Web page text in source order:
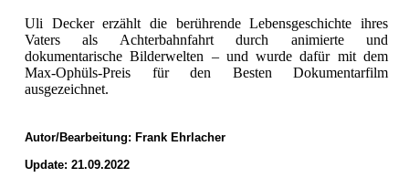
Uli Decker erzählt die berührende Lebensgeschichte ihres
Vaters als Achterbahnfahrt durch animierte und
dokumentarische Bilderwelten – und wurde dafür mit dem
Max-Ophüls-Preis für den Besten Dokumentarfilm
ausgezeichnet.
Autor/Bearbeitung: Frank Ehrlacher
Update: 21.09.2022